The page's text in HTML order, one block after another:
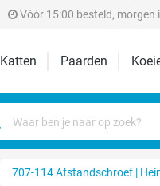
Vóór 15:00 besteld, morgen
Katten Paarden
707-114 Afstandschroef |